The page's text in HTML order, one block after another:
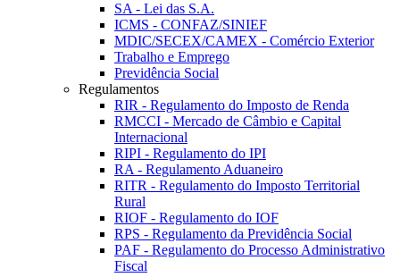
SA - Lei das S.A.
ICMS - CONFAZ/SINIEF
MDIC/SECEX/CAMEX - Comércio Exterior
Trabalho e Emprego
Previdência Social
Regulamentos
RIR - Regulamento do Imposto de Renda
RMCCI - Mercado de Câmbio e Capital
Internacional
RIPI - Regulamento do IPI
RA - Regulamento Aduaneiro
RITR - Regulamento do Imposto Territorial
Rural
RIOF - Regulamento do IOF
RPS - Regulamento da Previdência Social
PAF - Regulamento do Processo Administrativo
Fiscal